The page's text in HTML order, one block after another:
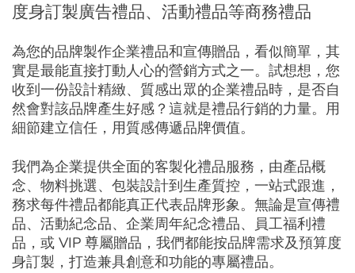
度身訂製廣告禮品、活動禮品等商務禮品
為您的品牌製作企業禮品和宣傳贈品，看似簡單，其
實是最能直接打動人心的營銷方式之一。試想想，您
收到一份設計精緻、質感出眾的企業禮品時，是否自
然會對該品牌產生好感？這就是禮品行銷的力量。用
細節建立信任，用質感傳遞品牌價值。
我們為企業提供全面的客製化禮品服務，由產品概
念、物料挑選、包裝設計到生產質控，一站式跟進，
務求每件禮品都能真正代表品牌形象。無論是宣傳禮
品、活動紀念品、企業周年紀念禮品、員工福利禮
品，或 VIP 尊屬贈品，我們都能按品牌需求及預算度
身訂製，打造兼具創意和功能的專屬禮品。